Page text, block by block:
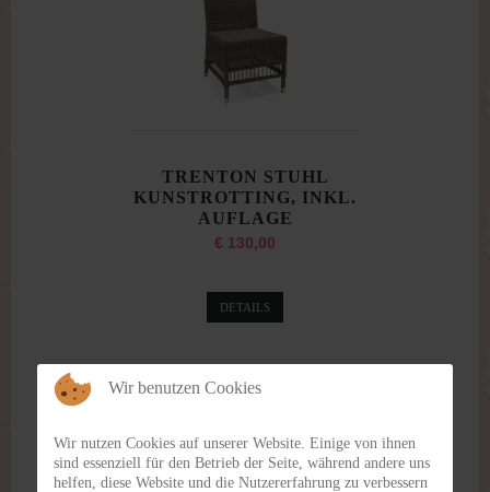
TRENTON STUHL
KUNSTROTTING, INKL.
AUFLAGE
€ 130,00
DETAILS
Wir benutzen Cookies
Wir nutzen Cookies auf unserer Website. Einige von ihnen
sind essenziell für den Betrieb der Seite, während andere uns
helfen, diese Website und die Nutzererfahrung zu verbessern